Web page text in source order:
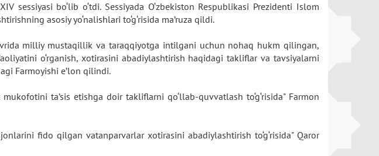
sessiyasi bo‘lib o‘tdi. Sessiyada O‘zbekiston Respublikasi Prezidenti Islom
asosiy yo‘nalishlari to‘g‘risida ma’ruza qildi.
milliy mustaqillik va taraqqiyotga intilgani uchun nohaq hukm qilingan,
o‘rganish, xotirasini abadiylashtirish haqidagi takliflar va tavsiyalarni
Farmoyishi e’lon qilindi.
ta’sis etishga doir takliflarni qo‘llab-quvvatlash to‘g‘risida" Farmon
fido qilgan vatanparvarlar xotirasini abadiylashtirish to‘g‘risida" Qaror